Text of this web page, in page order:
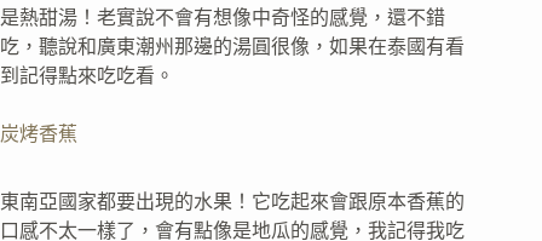
是熱甜湯！老實說不會有想像中奇怪的感覺，還不錯
吃，聽說和廣東潮州那邊的湯圓很像，如果在泰國有看
到記得點來吃吃看。
炭烤香蕉
東南亞國家都要出現的水果！它吃起來會跟原本香蕉的
口感不太一樣了，會有點像是地瓜的感覺，我記得我吃